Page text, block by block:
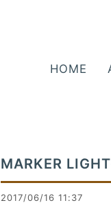
HOME
MARKER
2017/06/16 11:37